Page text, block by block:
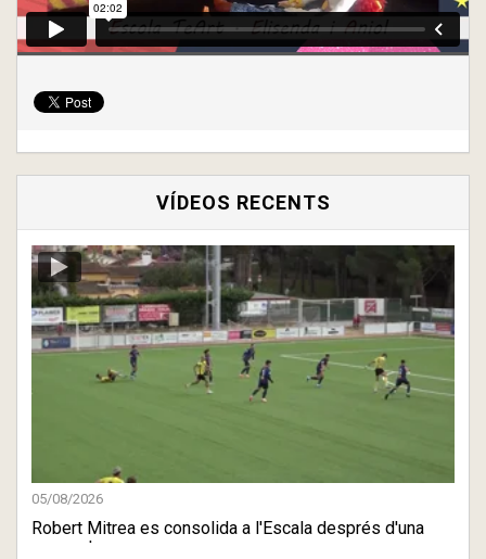
VÍDEOS RECENTS
05/08/2026
Robert Mitrea es consolida a l'Escala després d'una
gran estre ...